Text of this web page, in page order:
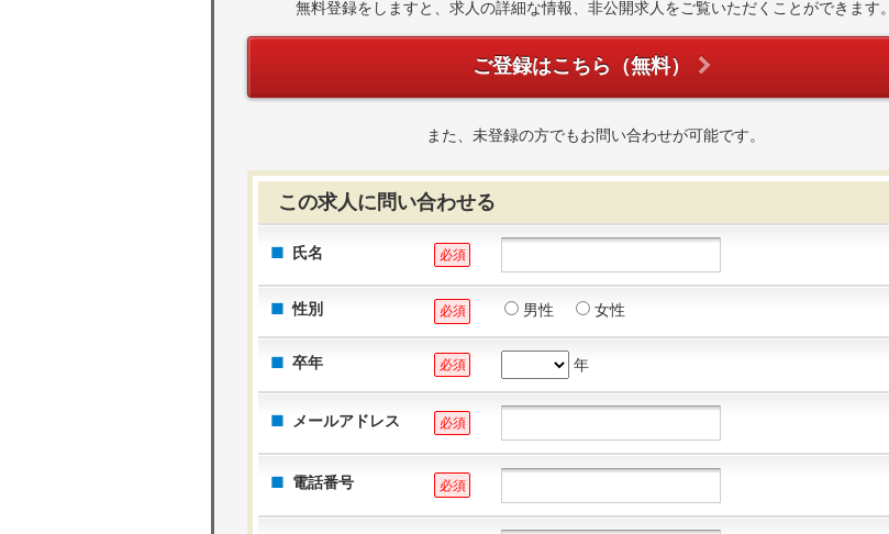
無料登録をしますと、求人の詳細な情報、非公開求人をご覧いただくことができます。
ご登録はこちら（無料）
また、未登録の方でもお問い合わせが可能です。
この求人に問い合わせる
氏名 必須
性別 必須 男性 女性
卒年 必須 年
メールアドレス 必須
電話番号 必須